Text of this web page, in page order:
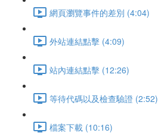
網頁瀏覽事件的差別 (4:04)
外站連結點擊 (4:09)
站內連結點擊 (12:26)
等待代碼以及檢查驗證 (2:52)
檔案下載 (10:16)